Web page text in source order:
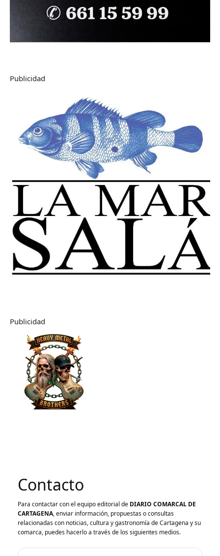
Publicidad
Publicidad
Contacto
Para contactar con el equipo editorial de DIARIO COMARCAL DE
CARTAGENA, enviar información, propuestas o consultas
relacionadas con noticias, cultura y gastronomía de Cartagena y su
comarca, puedes hacerlo a través de los siguientes medios.